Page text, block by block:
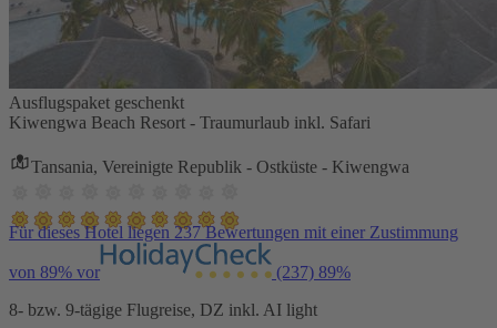
Ausflugspaket geschenkt
Kiwengwa Beach Resort - Traumurlaub inkl. Safari
Tansania, Vereinigte Republik - Ostküste - Kiwengwa
Für dieses Hotel liegen 237 Bewertungen mit einer Zustimmung
von 89% vor (237) 89%
8- bzw. 9-tägige Flugreise, DZ inkl. AI light